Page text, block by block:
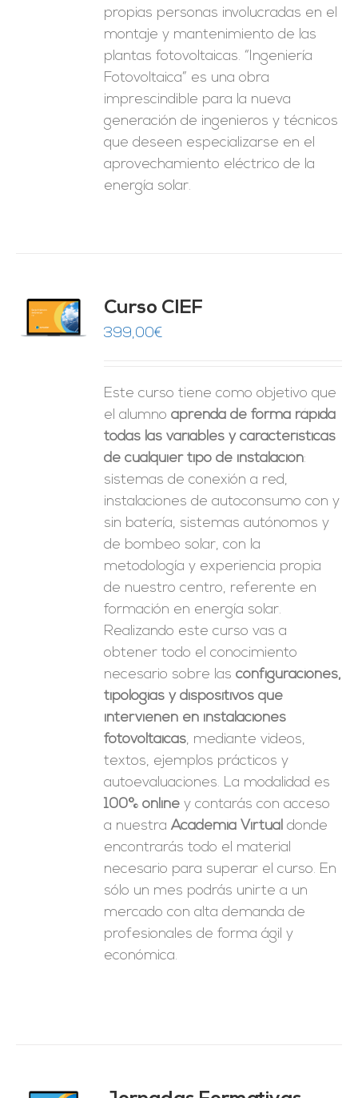
propias personas involucradas en el
montaje y mantenimiento de las
plantas fotovoltaicas. “Ingeniería
Fotovoltaica” es una obra
imprescindible para la nueva
generación de ingenieros y técnicos
que deseen especializarse en el
aprovechamiento eléctrico de la
energía solar.
Curso CIEF
399,00€
Este curso tiene como objetivo que
el alumnoaprenda de forma rápida
todas las variables y características
de cualquier tipo de instalación:
sistemas de conexión a red,
instalaciones de autoconsumo con y
sin batería, sistemas autónomos y
de bombeo solar, con la
metodología y experiencia propia
de nuestro centro, referente en
formación en energía solar.
Realizando este curso vas a
obtener todo el conocimiento
necesario sobre lasconfiguraciones,
tipologías y dispositivos que
intervienen en instalaciones
fotovoltaicas, mediante videos,
textos, ejemplos prácticos y
autoevaluaciones. La modalidad es
100% online y contarás con acceso
a nuestraAcademia Virtual donde
encontrarás todo el material
necesario para superar el curso. En
sólo un mes podrás unirte a un
mercado con alta demanda de
profesionales de forma ágil y
económica.